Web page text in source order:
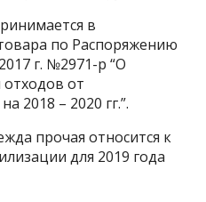
в
по Распоряжению
г. №2971-р “О
от
2018 – 2020 гг.”.
прочая относится к
для 2019 года